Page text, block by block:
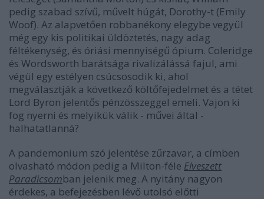
pedig szabad szívű, művelt húgát, Dorothy-t (Emily
Woof). Az alapvetően robbanékony elegybe vegyül
még egy kis politikai üldöztetés, nagy adag
féltékenység, és óriási mennyiségű ópium. Coleridge
és Wordsworth barátsága rivalizálássá fajul, ami
végül egy estélyen csúcsosodik ki, ahol
megválasztják a következő költőfejedelmet és a tétet
Lord Byron jelentős pénzösszeggel emeli. Vajon ki
fog nyerni és melyikük válik - művei által -
halhatatlanná?
A pandemonium szó jelentése zűrzavar, a címben
olvasható módon pedig a Milton-féle Elveszett
Paradicsomban jelenik meg. A nyitány nagyon
érdekes, a befejezésben lévő utolsó előtti